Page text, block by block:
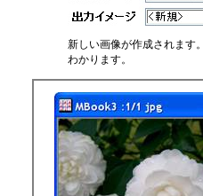
新しい画像が作成されます
わかります。